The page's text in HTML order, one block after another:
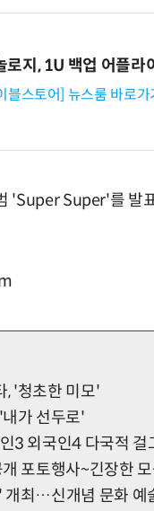
로지, 1U 백업 어플
블스토어] 뉴스룸 바로가
'Super Super'를 발
, '청초한 미모'
가 선두로'
3 외국인4 다국적 걸
포토행사~긴장한
개최…신개념 문화 예